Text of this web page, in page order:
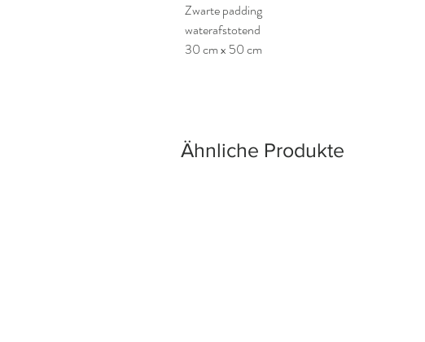
Zwarte padding
waterafstotend
30 cm x 50 cm
Ähnliche Produkte